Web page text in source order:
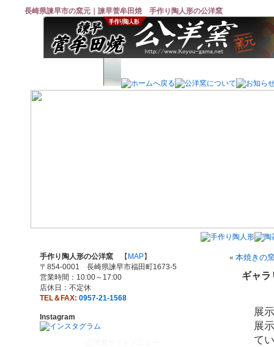
長崎県諫早市の窯元｜諫早菅牟田焼 手作り陶人形の公洋窯
手作り陶人形の公洋窯 【 MAP】
〒854-0001 長崎県諫早市福田町1673-5
営業時間：10:00～17:00
店休日：不定休
TEL＆FAX: 0957-21-1568
Instagram
« 本焼きの
ギャラ
展
展
て